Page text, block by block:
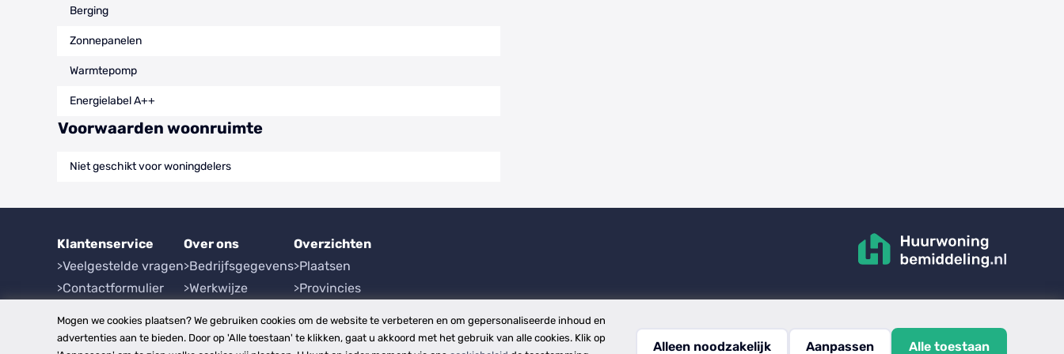
Berging
Zonnepanelen
Warmtepomp
Energielabel A++
Voorwaarden woonruimte
Niet geschikt voor woningdelers
Klantenservice
Veelgestelde vragen
Contactformulier
Over ons
Bedrijfsgegevens
Werkwijze
Overzichten
Plaatsen
Provincies
Mogen we cookies plaatsen? We gebruiken cookies om de website te verbeteren en om gepersonaliseerde inhoud en
advertenties aan te bieden. Door op 'Alle toestaan' te klikken, gaat u akkoord met het gebruik van alle cookies. Klik op
Alleen noodzakelijk Aanpassen Alle toestaan